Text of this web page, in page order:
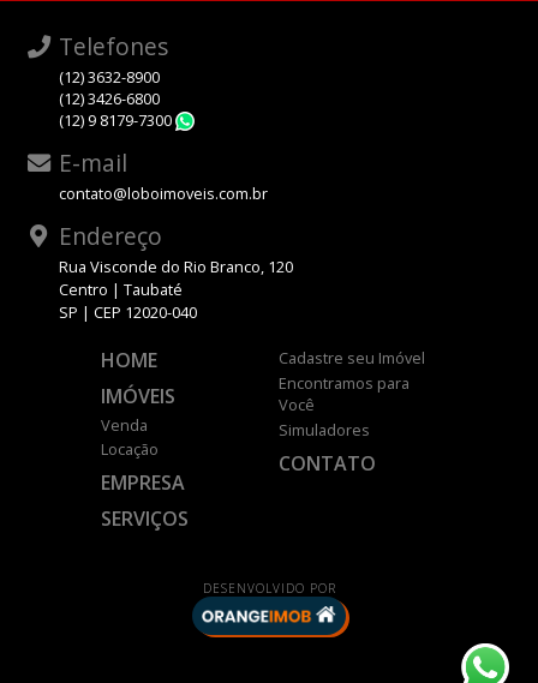
Telefones
(12) 3632-8900
(12) 3426-6800
(12) 9 8179-7300
E-mail
contato@loboimoveis.com.br
Endereço
Rua Visconde do Rio Branco, 120
Centro | Taubaté
SP | CEP 12020-040
HOME
IMÓVEIS
Venda
Locação
EMPRESA
SERVIÇOS
Cadastre seu Imóvel
Encontramos para
Você
Simuladores
CONTATO
DESENVOLVIDO POR